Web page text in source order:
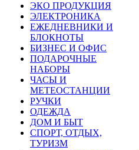
ЭКО ПРОДУКЦИЯ
ЭЛЕКТРОНИКА
ЕЖЕДНЕВНИКИ И
БЛОКНОТЫ
БИЗНЕС И ОФИС
ПОДАРОЧНЫЕ
НАБОРЫ
ЧАСЫ И
МЕТЕОСТАНЦИИ
РУЧКИ
ОДЕЖДА
ДОМ И БЫТ
СПОРТ, ОТДЫХ,
ТУРИЗМ